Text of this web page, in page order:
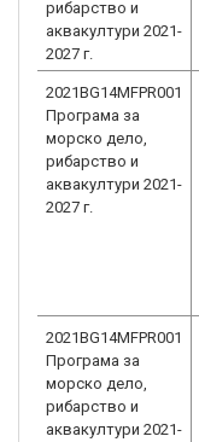
рибарство и
аквакултури 2021-
2027 г.
2021BG14MFPR001
Програма за
морско дело,
рибарство и
аквакултури 2021-
2027 г.
2021BG14MFPR001
Програма за
морско дело,
рибарство и
аквакултури 2021-